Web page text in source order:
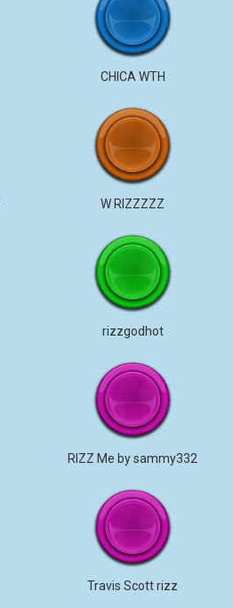
CHICA WTH
W RIZZZZZ
rizzgodhot
RIZZ Me by sammy332
Travis Scott rizz